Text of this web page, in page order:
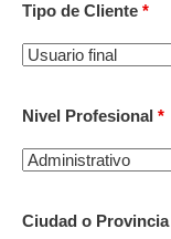
Tipo de Cliente *
Nivel Profesional *
Ciudad o Provincia